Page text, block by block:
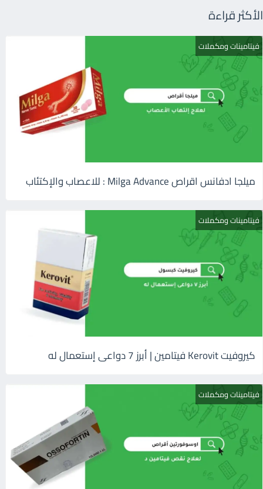
الأكثر قراءة
فيتامينات ومكملات
ميلجا ادفانس اقراص Milga Advance : للاعصاب والإكتئاب
فيتامينات ومكملات
كيروفيت Kerovit فيتامين | أبرز 7 دواعى إستعمال له
فيتامينات ومكملات